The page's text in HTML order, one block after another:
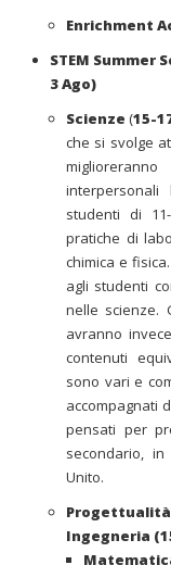
Enrichment
STEM Summer
3 Ago)
Scienze (15-
che si svolge
interpersonali
studenti di
pratiche di
chimica e
agli studenti
nelle scienze.
avranno
contenuti
sono vari e
accompagnati
pensati per
secondario,
Unito.
Progettualità
Ingegneria